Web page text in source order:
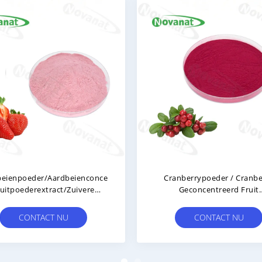
Cranberrypoeder / Cranberry
Geconcentreerd Fruit
Wateroplosbaar / Clean Label
CONTACT NU